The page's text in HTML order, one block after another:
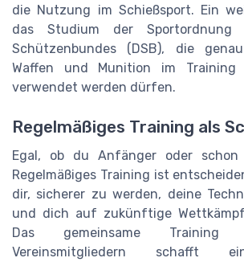
die Nutzung im Schießsport. Ein
das Studium der Sportordnung
Schützenbundes (DSB), die
Waffen und Munition im Training
verwendet werden dürfen.
Regelmäßiges Training als
Egal, ob du Anfänger oder schon
Regelmäßiges Training ist
dir, sicherer zu werden, deine
und dich auf zukünftige
Das gemeinsame Training
Vereinsmitgliedern schafft